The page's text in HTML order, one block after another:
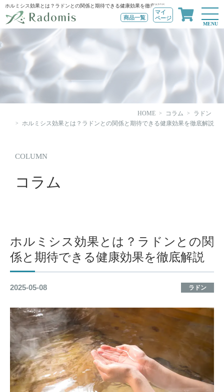
ホルミシス効果とは？ラドンとの関係と期待できる健康効果を徹底解説
商品一覧
マイ
ページ
MENU
HOME コラム
ラドン
ホルミシス効果とは？ラドンとの関係と期待できる健康効果を徹底解説
COLUMN
コラム
ホルミシス効果とは？ラドンとの関
係と期待できる健康効果を徹底解説
2025-05-08 ラドン